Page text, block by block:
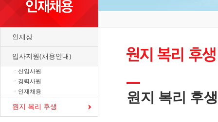
인재상
입사지원(채용안내)
ㆍ신입사원
ㆍ경력사원
ㆍ인재채용
원지 복리 후생
원지 복리 후생